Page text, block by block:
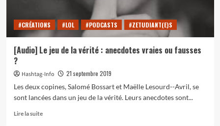
#CRÉATIONS #LOL #PODCASTS #ZETUDIANT(E)S
[Audio] Le jeu de la vérité : anecdotes vraies ou fausses
?
Hashtag-Info
21 septembre 2019
Les deux copines, Salomé Bossart et Maëlle Lesourd--Avril, se
sont lancées dans un jeu de la vérité. Leurs anecdotes sont...
Lire la suiteEn